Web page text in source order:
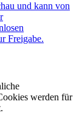
und kann von
Freigabe.
werden für